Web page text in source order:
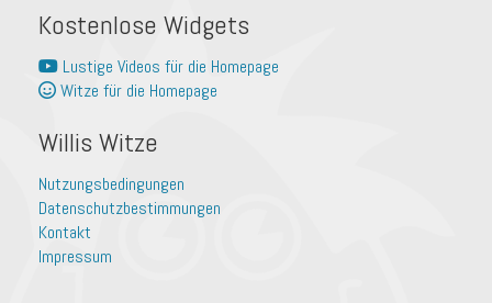
Kostenlose Widgets
Lustige Videos für die Homepage
Witze für die Homepage
Willis Witze
Nutzungsbedingungen
Datenschutzbestimmungen
Kontakt
Impressum